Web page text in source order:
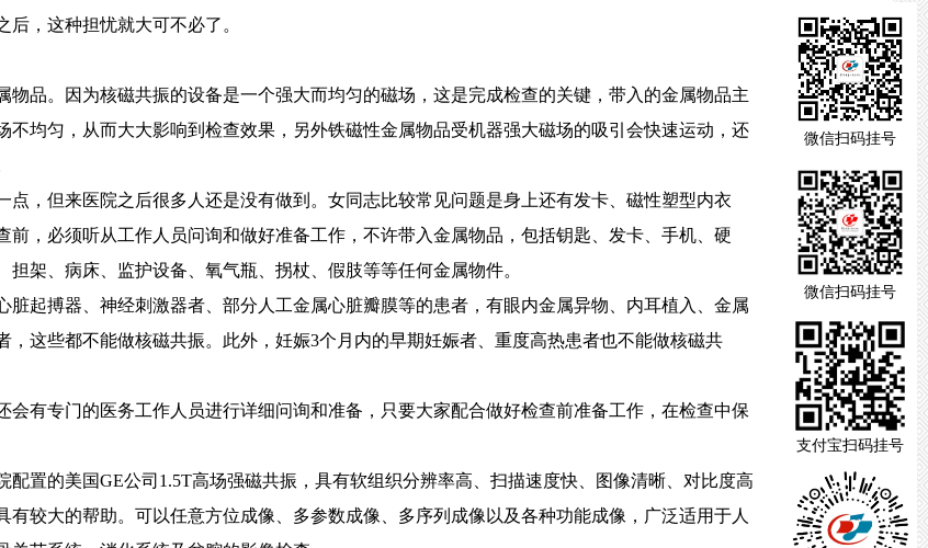
，这种担忧就大可不必了。
品。因为核磁共振的设备是一个强大而均匀的磁场，这是完成检查的关键，带入的金属物品主
均匀，从而大大影响到检查效果，另外铁磁性金属物品受机器强大磁场的吸引会快速运动，还
，但来医院之后很多人还是没有做到。女同志比较常见问题是身上还有发卡、磁性塑型内衣
，必须听从工作人员问询和做好准备工作，不许带入金属物品，包括钥匙、发卡、手机、硬
架、病床、监护设备、氧气瓶、拐杖、假肢等等任何金属物件。
起搏器、神经刺激器者、部分人工金属心脏瓣膜等的患者，有眼内金属异物、内耳植入、金属
这些都不能做核磁共振。此外，妊娠3个月内的早期妊娠者、重度高热患者也不能做核磁共
有专门的医务工作人员进行详细问询和准备，只要大家配合做好检查前准备工作，在检查中保
的美国GE公司1.5T高场强磁共振，具有软组织分辨率高、扫描速度快、图像清晰、对比度高
较大的帮助。可以任意方位成像、多参数成像、多序列成像以及各种功能成像，广泛适用于人
微信扫码挂号
微信扫码挂号
支付宝扫码挂号